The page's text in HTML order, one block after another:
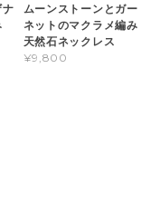
ナ
ムーンストーンとガー
ネットのマクラメ編み
天然石ネックレス
¥9,800